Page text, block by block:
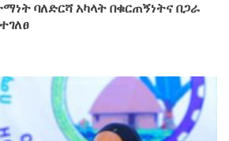
ባለድርሻ አካላት በቁርጠኝነትና በጋራ